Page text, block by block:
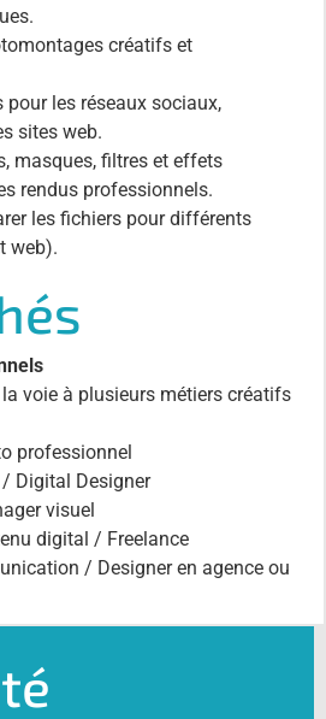
créatifs et
pour les réseaux sociaux,
sites web.
masques, filtres et effets
rendus professionnels.
les fichiers pour différents
web).
voie à plusieurs métiers créatifs
professionnel
Digital Designer
visuel
digital / Freelance
/ Designer en agence ou